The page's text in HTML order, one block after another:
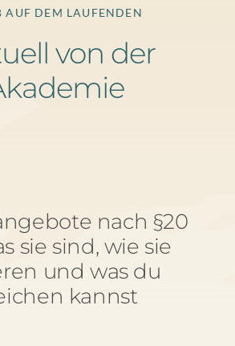
AUF DEM LAUFENDEN
von der
nach §20
sie sind, wie sie
und was du
kannst